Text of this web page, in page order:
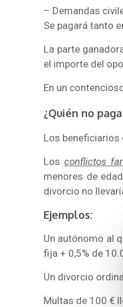
– Demandas
Se pagará tanto
La parte
el importe del
En un
¿Quién no
Los
Losconflictos
menores de
divorcio no
Ejemplos:
Un autónomo al
fija + 0,5% de
Un divorcio
Multas de 100 €